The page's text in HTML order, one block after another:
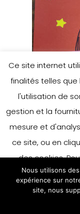
Ce site internet
finalités telles
l'utilisation de
gestion et la
mesure et
ce site, ou en
des cookies.
préférences en
à notre
Nous utilisons
expérience sur
site, nous